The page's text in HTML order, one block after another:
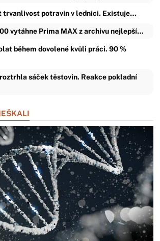
trvanlivost potravin v lednici. Existuje…
vytáhne Prima MAX z archivu nejlepší…
během dovolené kvůli práci. 90 %
sáček těstovin. Reakce pokladní